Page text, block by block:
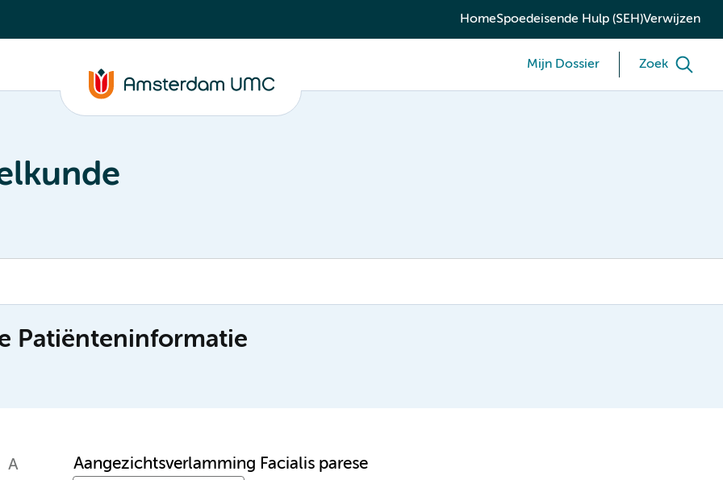
HomeSpoedeisende Hulp (SEH)Verwijzen
Mijn Dossier Zoek
Patiënteninformatie
A Aangezichtsverlamming Facialis parese